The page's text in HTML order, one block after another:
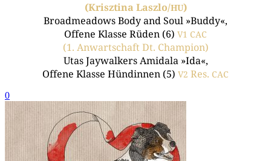
(Krisz­ti­na Laszlo/HU)
Broad­me­a­dows Body and Soul »Bud­dy«,
Offe­ne Klas­se Rüden (6) V1 CAC
(1. Anwart­schaft Dt. Champion)
Utas Jay­wal­kers Ami­da­la »Ida«,
Offe­ne Klas­se Hün­din­nen (5) V2 Res. CAC
0